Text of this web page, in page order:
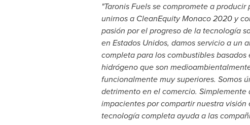
"Taronis Fuels se compromete a
unirnos a CleanEquity Monaco 2020 y
pasión por el progreso de la tecnología
en Estados Unidos, damos servicio a
completa para los combustibles
hidrógeno que son
funcionalmente muy superiores. Somos
detrimento en el comercio.
impacientes por compartir nuestra
tecnología completa ayuda a las